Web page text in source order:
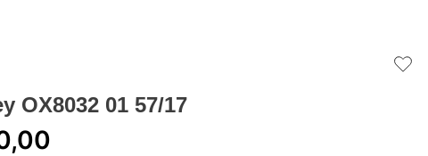
OX8032 01 57/17